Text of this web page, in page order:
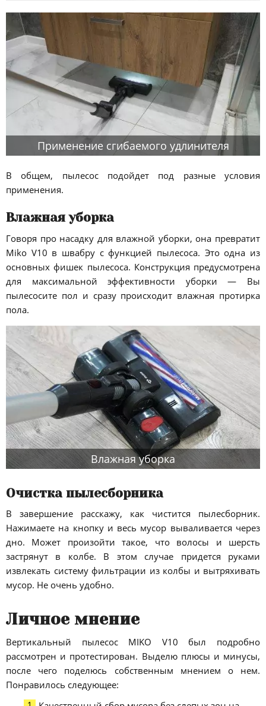
Применение сгибаемого удлинителя
В общем, пылесос подойдет под разные условия
применения.
Влажная уборка
Говоря про насадку для влажной уборки, она превратит
Miko V10 в швабру с функцией пылесоса. Это одна из
основных фишек пылесоса. Конструкция предусмотрена
для максимальной эффективности уборки — Вы
пылесосите пол и сразу происходит влажная протирка
пола.
Влажная уборка
Очистка пылесборника
В завершение расскажу, как чистится пылесборник.
Нажимаете на кнопку и весь мусор вываливается через
дно. Может произойти такое, что волосы и шерсть
застрянут в колбе. В этом случае придется руками
извлекать систему фильтрации из колбы и вытряхивать
мусор. Не очень удобно.
Личное мнение
Вертикальный пылесос MIKO V10 был подробно
рассмотрен и протестирован. Выделю плюсы и минусы,
после чего поделюсь собственным мнением о нем.
Понравилось следующее: